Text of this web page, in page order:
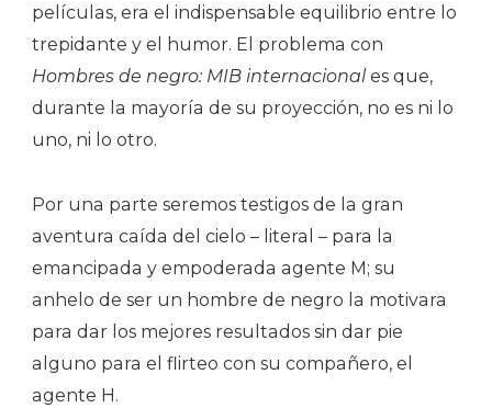
películas, era el indispensable equilibrio entre lo
trepidante y el humor. El problema con
Hombres de negro: MIB internacionales que,
durante la mayoría de su proyección, no es ni lo
uno, ni lo otro.
Por una parte seremos testigos de la gran
aventura caída del cielo – literal – para la
emancipada y empoderada agente M; su
anhelo de ser un hombre de negro la motivara
para dar los mejores resultados sin dar pie
alguno para el flirteo con su compañero, el
agente H.